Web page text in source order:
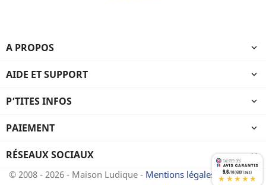
A PROPOS 
AIDE ET SUPPORT 
P’TITES INFOS 
PAIEMENT 
RÉSEAUX SOCIAUX 
© 2008 - 2026 - Maison Ludique - Mentions légales -CGV
9.6/10 (6891 avis)
★★★★★